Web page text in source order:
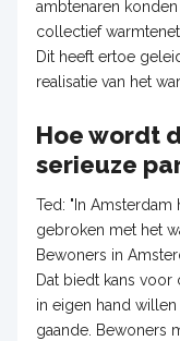
ambtenaren
collectief
Dit heeft ertoe
realisatie van het
Hoe wordt
serieuze
Ted: "In
gebroken met het
Bewoners in
Dat biedt kans
in eigen hand
gaande. Bewoners